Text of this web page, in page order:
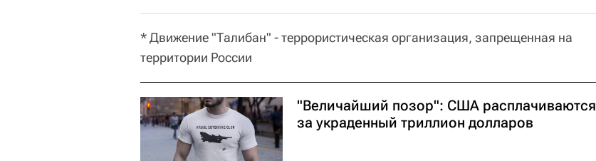
* Движение "Талибан" - террористическая организация, запрещенная на
территории России
"Величайший позор": США расплачиваются
за украденный триллион долларов